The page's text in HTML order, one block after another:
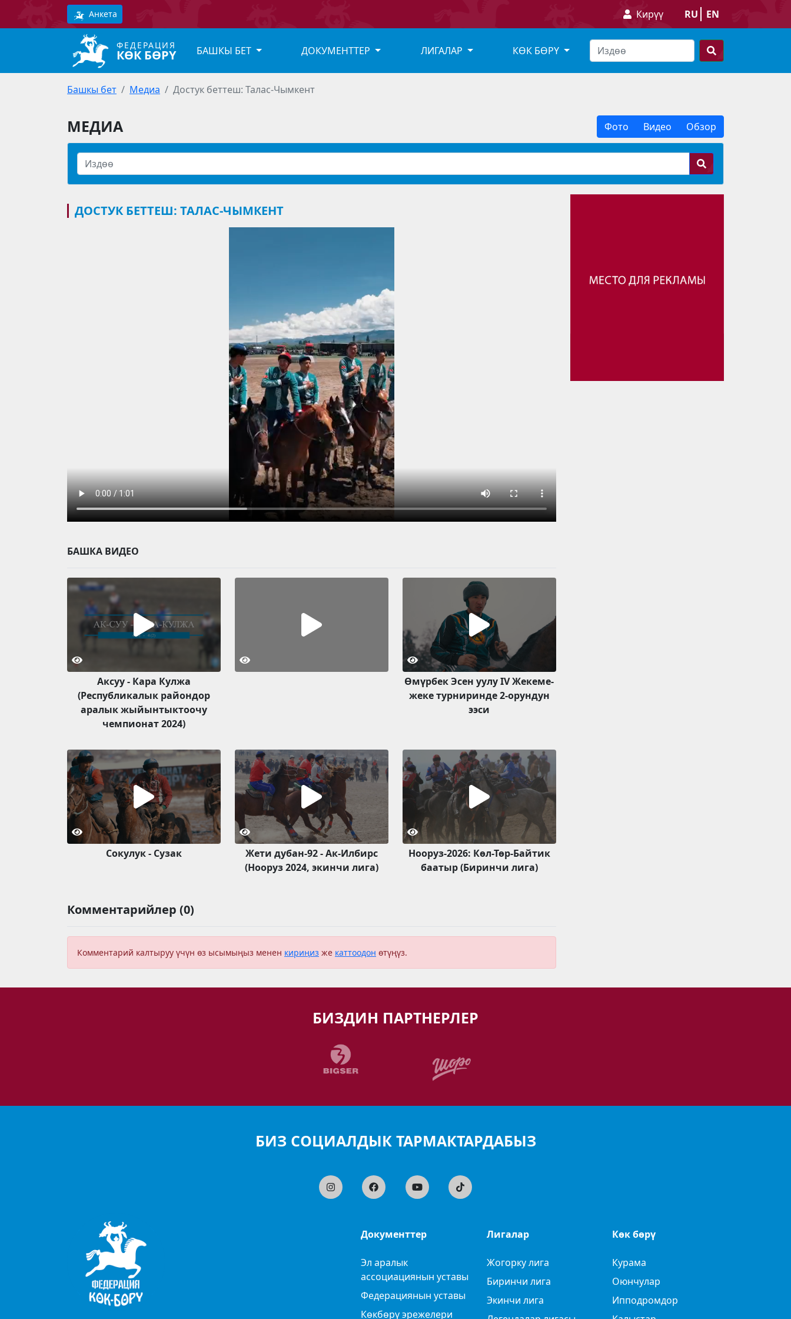
Анкета Кирүү RU EN
ФЕДЕРАЦИЯ
КӨК БӨРҮ БАШКЫ БЕТ ДОКУМЕНТТЕР ЛИГАЛАР КӨК БӨРҮ
Башкы бет Медиа Достук беттеш: Талас-Чымкент
МЕДИА Фото Видео Обзор
ДОСТУК БЕТТЕШ: ТАЛАС-ЧЫМКЕНТ
БАШКА ВИДЕО
Аксуу - Кара Кулжа
(Республикалык райондор
аралык жыйынтыктоочу
чемпионат 2024)
Өмүрбек Эсен уулу IV Жекеме-
жеке турниринде 2-орундун
ээси
Сокулук - Сузак
Жети дубан-92 - Ак-Илбирс
(Нооруз 2024, экинчи лига)
Нооруз-2026: Көл-Төр-Байтик
баатыр (Биринчи лига)
Комментарийлер (0)
Комментарий калтыруу үчүн өз ысымыңыз менен кириңиз же каттоодон өтүңүз.
БИЗДИН ПАРТНЕРЛЕР
БИЗ СОЦИАЛДЫК ТАРМАКТАРДАБЫЗ
Документтер
Эл аралык
ассоциациянын уставы
Федерациянын уставы
Көкбөрү эрежелери
Лигалар
Жогорку лига
Биринчи лига
Экинчи лига
Көк бөрү
Курама
Оюнчулар
Ипподромдор